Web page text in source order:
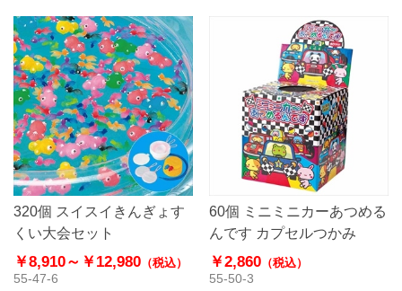
320個 スイスイきんぎょす
くい大会セット
￥8,910～ ￥12,980 （税込）
55-47-6
60個 ミニミニカーあつめる
んです カプセルつかみ
￥2,860（税込）
55-50-3